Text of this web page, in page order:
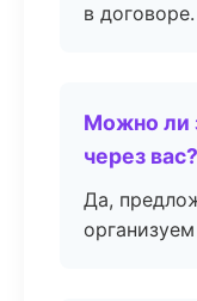
в договоре.
Можно ли
через вас?
Да,